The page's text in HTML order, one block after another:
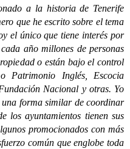
a la historia de Tenerife
que he escrito sobre el tema
el único que tiene interés por
año millones de personas
o están bajo el control
Patrimonio Inglés, Escocia
Nacional y otras. Yo
una forma similar de coordinar
los ayuntamientos tienen sus
promocionados con más
común que englobe toda